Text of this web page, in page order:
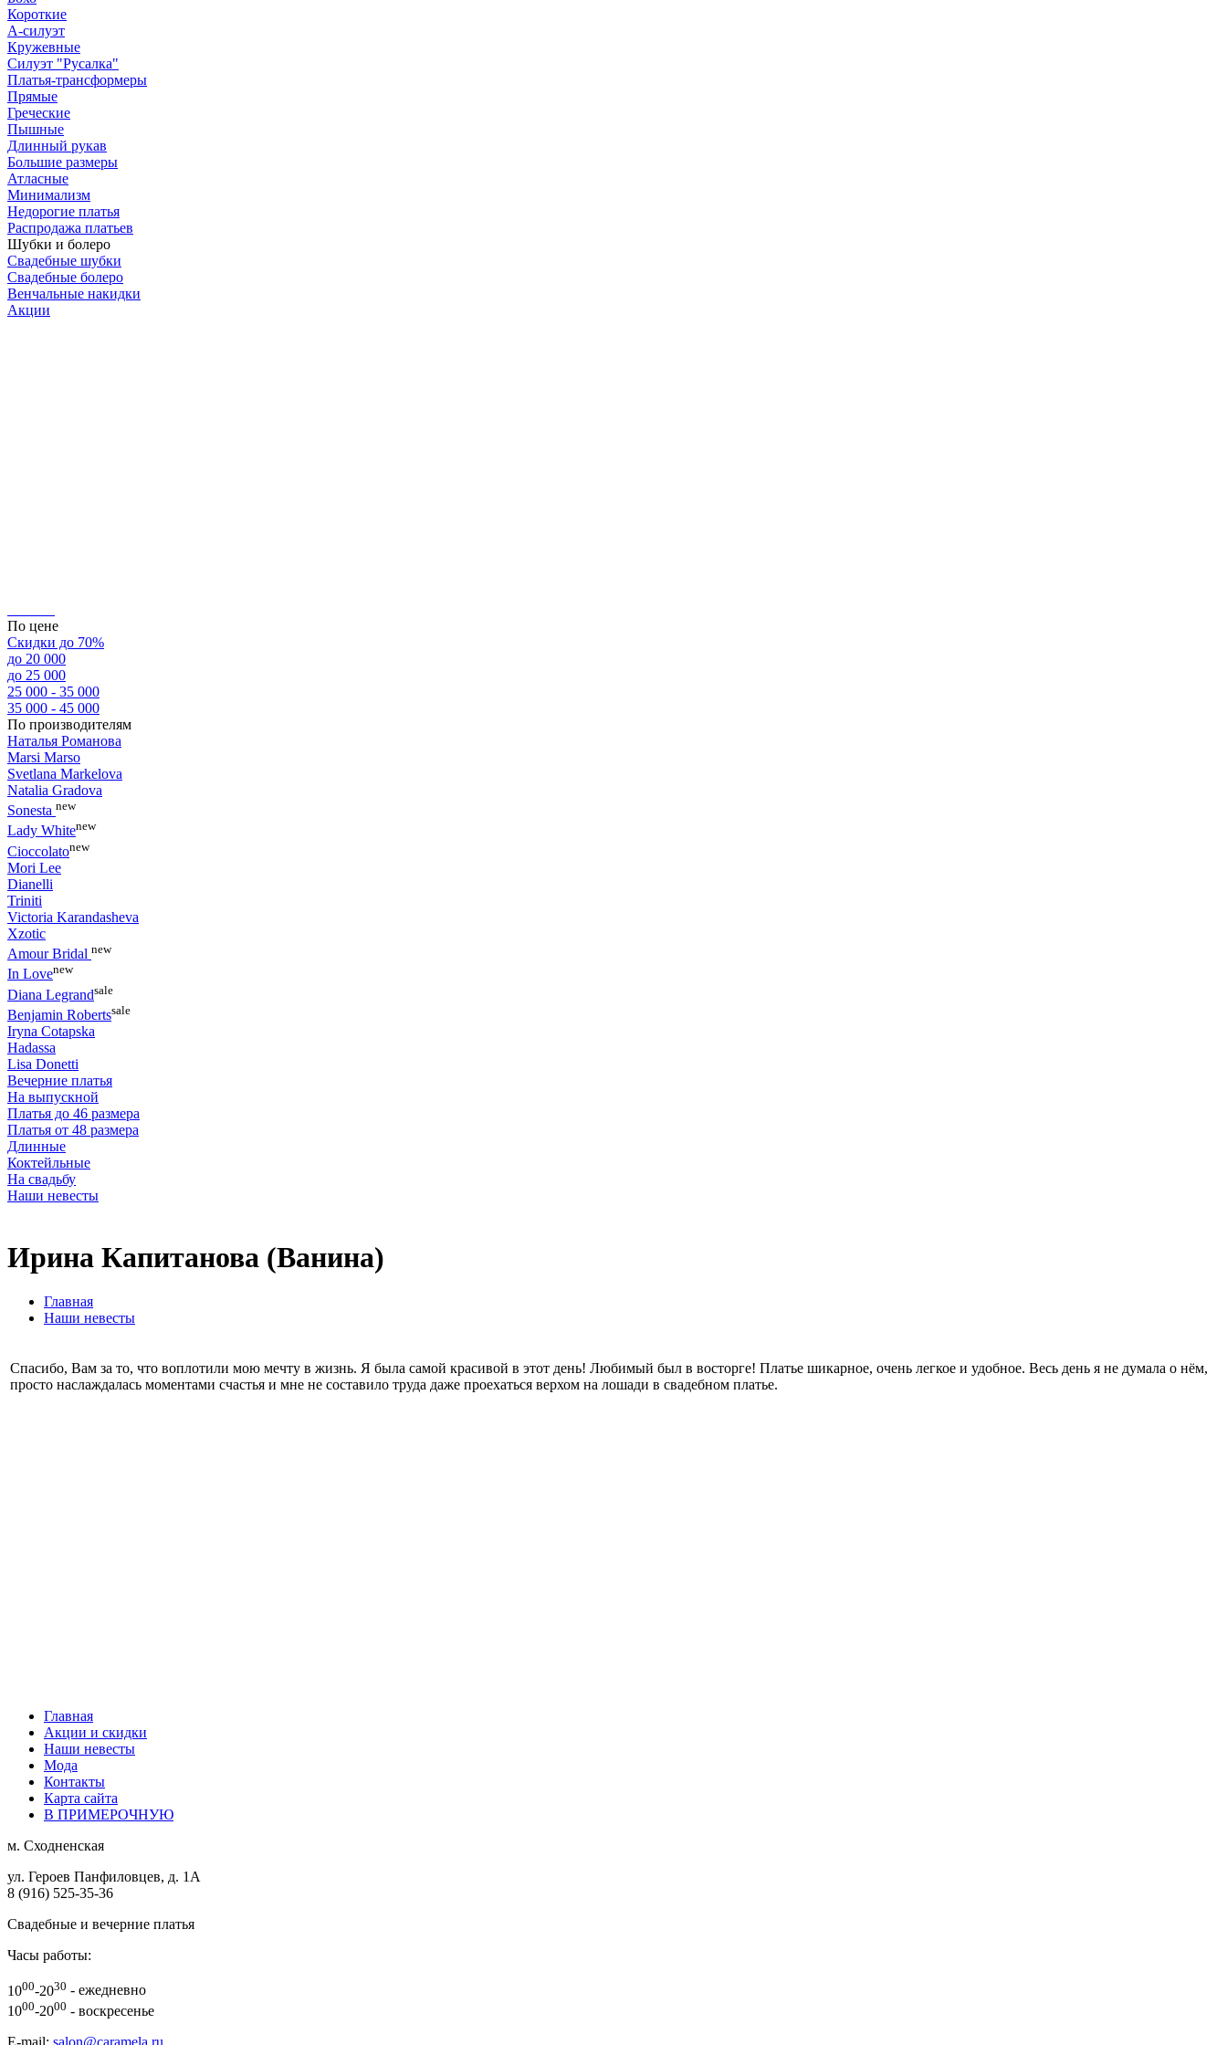
Короткие
А-силуэт
Кружевные
Силуэт "Русалка"
Платья-трансформеры
Прямые
Греческие
Пышные
Длинный рукав
Большие размеры
Атласные
Минимализм
Недорогие платья
Распродажа платьев
Шубки и болеро
Свадебные шубки
Свадебные болеро
Венчальные накидки
Акции
По цене
Скидки до 70%
до 20 000
до 25 000
25 000 - 35 000
35 000 - 45 000
По производителям
Наталья Романова
Marsi Marsо
Svetlana Markelova
Natalia Gradova
Sonesta new
Lady Whitenew
Cioccolatonew
Mori Lee
Dianelli
Triniti
Victoria Karandasheva
Xzotic
Amour Bridal new
In Lovenew
Diana Legrandsale
Benjamin Robertssale
Iryna Cotapska
Hadassa
Lisa Donetti
Вечерние платья
На выпускной
Платья до 46 размера
Платья от 48 размера
Длинные
Коктейльные
На свадьбу
Наши невесты
Ирина Капитанова (Ванина)
Главная
Наши невесты
Спасибо, Вам за то, что воплотили мою мечту в жизнь. Я была самой красивой в этот день! Любимый был в восторге! Платье шикарное, очень легкое и удобное. Весь день я не думала о нём,
просто наслаждалась моментами счастья и мне не составило труда даже проехаться верхом на лошади в свадебном платье.
Главная
Акции и скидки
Наши невесты
Мода
Контакты
Карта сайта
В ПРИМЕРОЧНУЮ
м. Сходненская
ул. Героев Панфиловцев, д. 1А
8 (916) 525-35-36
Свадебные и вечерние платья
Часы работы:
1000-2030 - ежедневно
1000-2000 - воскресенье
E-mail: salon@caramela.ru